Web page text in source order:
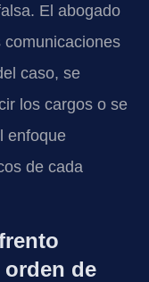
El abogado
comunicaciones
caso, se
los cargos o se
enfoque
de cada
de